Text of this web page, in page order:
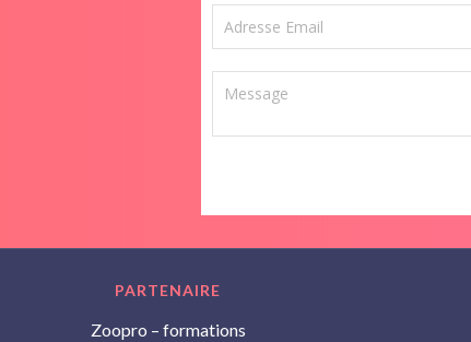
PARTENAIRE
Zoopro – formations